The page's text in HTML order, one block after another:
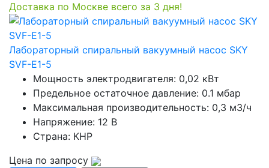
Доставка по Москве всего за 3 дня!
Лабораторный спиральный вакуумный насос SKY
SVF-E1-5
Мощность электродвигателя: 0,02 кВт
Предельное остаточное давление: 0.1 мбар
Максимальная производительность: 0,3 м3/ч
Напряжение: 12 В
Страна: КНР
Цена по запросу